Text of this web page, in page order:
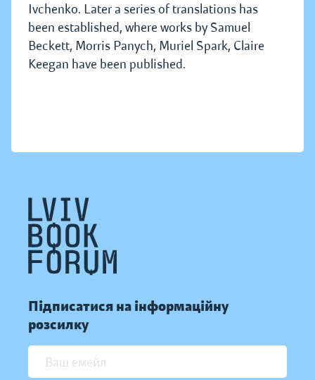
Ivchenko. Later a series of translations has
been established, where works by Samuel
Beckett, Morris Panych, Muriel Spark, Claire
Keegan have been published.
Підписатися на інформаційну
розсилку